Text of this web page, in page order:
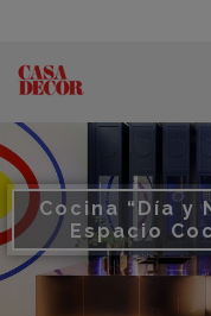
Cocina “Día y
Espacio